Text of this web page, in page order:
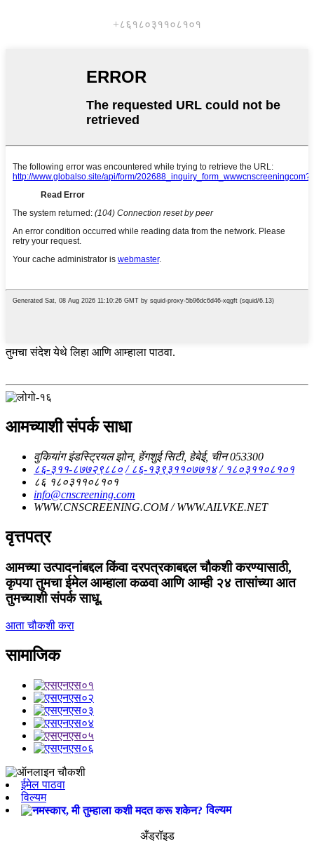
+८६१८०३११०८१०१
तुमचा संदेश येथे लिहा आणि आम्हाला पाठवा.
आमच्याशी संपर्क साधा
वुकियांग इंडस्ट्रियल झोन, हेंगशुई सिटी, हेबेई, चीन 053300
८६-३११-८७७२९८८० / ८६-१३९३११०७७१४ / १८०३११०८१०१
८६ १८०३११०८१०१
info@cnscreening.com
WWW.CNSCREENING.COM / WWW.AILVKE.NET
वृत्तपत्र
आमच्या उत्पादनांबद्दल किंवा दरपत्रकाबद्दल चौकशी करण्यासाठी,
कृपया तुमचा ईमेल आम्हाला कळवा आणि आम्ही २४ तासांच्या आत
तुमच्याशी संपर्क साधू.
आता चौकशी करा
सामाजिक
ईमेल पाठवा
विल्यम
विल्यम
अँड्रॉइड